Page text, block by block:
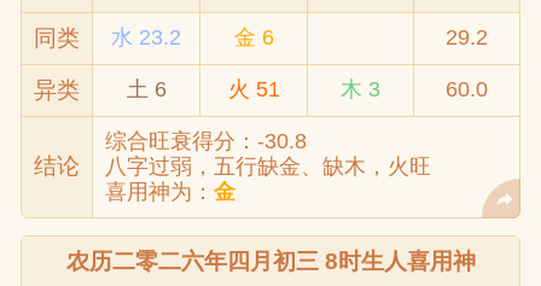
同类 水 23.2 金 6 29.2
异类 土 6 火 51 木 3 60.0
结论
综合旺衰得分：-30.8
八字过弱，五行缺金、缺木，火旺
喜用神为：金
农历二零二六年四月初三 8时生人喜用神